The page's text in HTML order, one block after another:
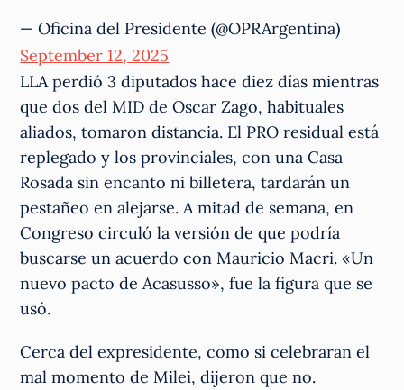
— Oficina del Presidente (@OPRArgentina)
September 12, 2025
LLA perdió 3 diputados hace diez días mientras
que dos del MID de Oscar Zago, habituales
aliados, tomaron distancia. El PRO residual está
replegado y los provinciales, con una Casa
Rosada sin encanto ni billetera, tardarán un
pestañeo en alejarse. A mitad de semana, en
Congreso circuló la versión de que podría
buscarse un acuerdo con Mauricio Macri. «Un
nuevo pacto de Acasusso», fue la figura que se
usó.
Cerca del expresidente, como si celebraran el
mal momento de Milei, dijeron que no.